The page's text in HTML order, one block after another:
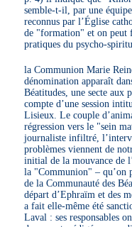
semble-t-il, par une
reconnus par l’Église
de "formation" et on peut
pratiques du psycho-
la Communion Marie
dénomination apparaît
Béatitudes, une secte
compte d’une session
Lisieux. Le couple
régression vers le "sein
journaliste infiltré,
problèmes viennent de
initial de la mouvance de
la "Communion" – qu’on
de la Communauté des
départ d’Ephraïm et des
a fait elle-même été
Laval : ses responsables